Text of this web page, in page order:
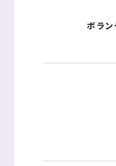
ボラ
業務受注事業
あの“奈